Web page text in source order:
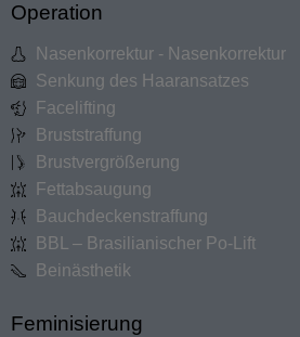
Operation
Nasenkorrektur - Nasenkorrektur
Senkung des Haaransatzes
Facelifting
Bruststraffung
Brustvergrößerung
Fettabsaugung
Bauchdeckenstraffung
BBL – Brasilianischer Po-Lift
Beinästhetik
Feminisierung